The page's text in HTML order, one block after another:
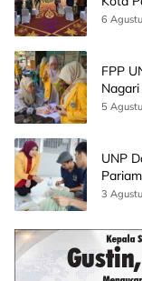
CEO
6
FPP
5
UNP
AI
3